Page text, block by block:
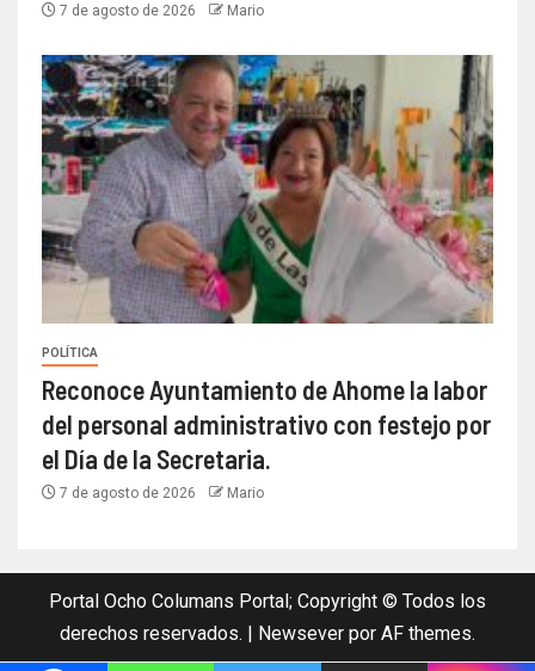
7 de agosto de 2026 Mario
POLÍTICA
Reconoce Ayuntamiento de Ahome la labor
del personal administrativo con festejo por
el Día de la Secretaria.
7 de agosto de 2026 Mario
Portal Ocho Columans Portal; Copyright © Todos los
derechos reservados. | Newsever por AF themes.